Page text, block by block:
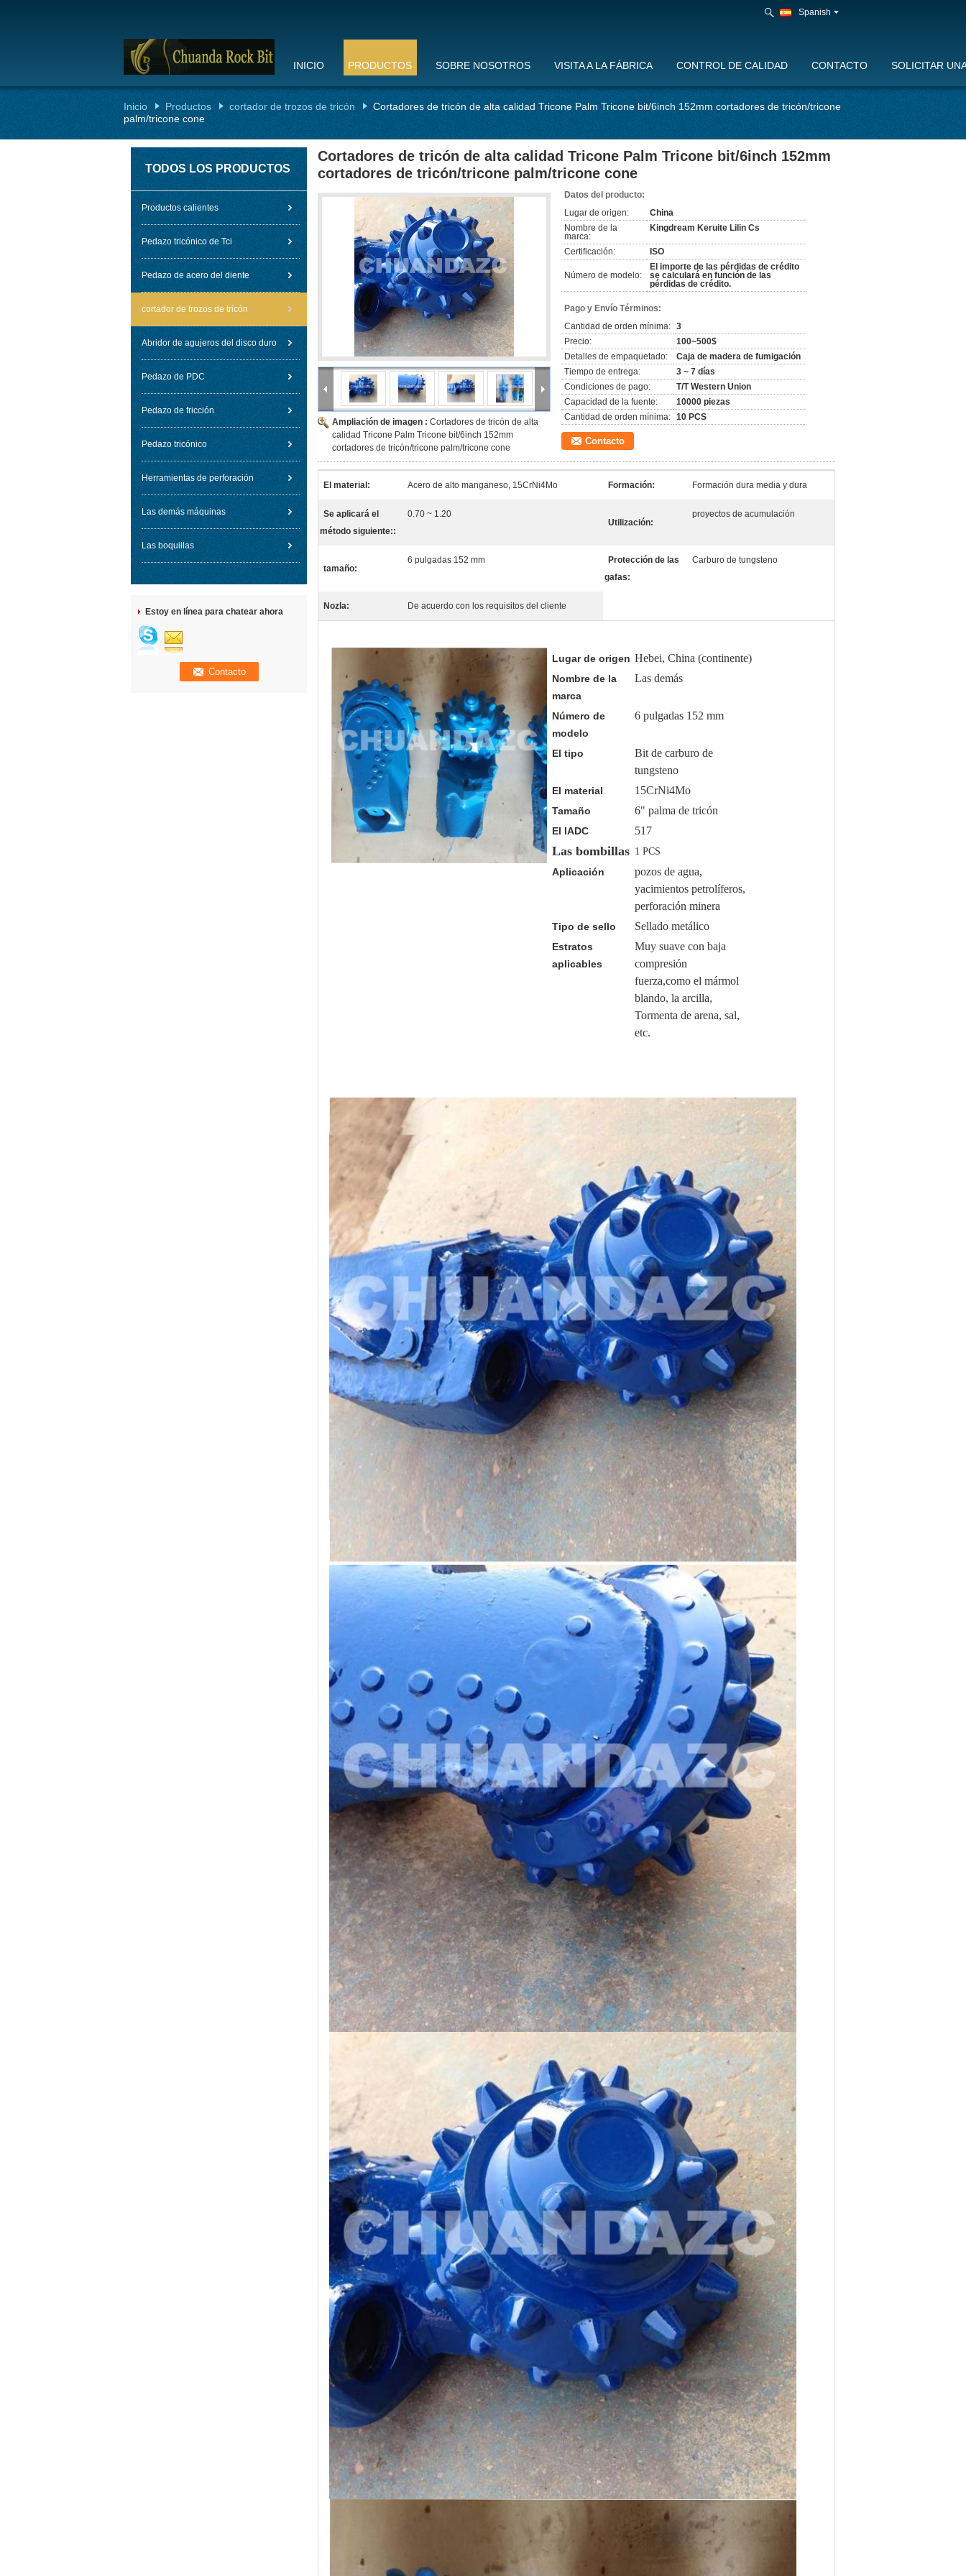
Spanish
INICIO PRODUCTOS SOBRE NOSOTROS VISITA A LA FÁBRICA CONTROL DE CALIDAD CONTACTO SOLICITAR
Inicio Productos cortador de trozos de tricón
Cortadores de tricón de alta calidad Tricone Palm Tricone bit/6inch 152mm cortadores de tricón/tricone
palm/tricone cone
TODOS LOS PRODUCTOS
Productos calientes
Pedazo tricónico de Tci
Pedazo de acero del diente
cortador de trozos de tricón
Abridor de agujeros del disco duro
Pedazo de PDC
Pedazo de fricción
Pedazo tricónico
Herramientas de perforación
Las demás máquinas
Las boquillas
Estoy en línea para chatear ahora
Cortadores de tricón de alta calidad Tricone Palm Tricone bit/6inch 152mm
cortadores de tricón/tricone palm/tricone cone
Ampliación de imagen : Cortadores de tricón de alta
calidad Tricone Palm Tricone bit/6inch 152mm
cortadores de tricón/tricone palm/tricone cone
Datos del producto:
Lugar de origen:
China
Nombre de la
marca:
Kingdream Keruite Lilin Cs
Certificación: ISO
Número de modelo:
El importe de las pérdidas de crédito
se calculará en función de las
pérdidas de crédito.
Pago y Envío Términos:
Cantidad de orden mínima: 3
Precio:
100~500$
Detalles de empaquetado:
Caja de madera de fumigación
Tiempo de entrega:
3 ~ 7 días
Condiciones de pago:
T/T Western Union
Capacidad de la fuente:
10000 piezas
Cantidad de orden mínima: 10 PCS
Contacto
El material: Acero de alto manganeso, 15CrNi4Mo Formación: Formación dura media y dura
Se aplicará el
método siguiente::
0.70 ~ 1.20
Utilización:
proyectos de acumulación
tamaño:
6 pulgadas 152 mm
Protección de las
gafas:
Carburo de tungsteno
Nozla: De acuerdo con los requisitos del cliente
Lugar de origen Hebei, China (continente)
Nombre de la
marca
Las demás
Número de
modelo
6 pulgadas 152 mm
El tipo
Bit de carburo de
tungsteno
El material 15CrNi4Mo
Tamaño 6" palma de tricón
El IADC 517
Las bombillas 1 PCS
Aplicación
pozos de agua,
yacimientos petrolíferos,
perforación minera
Tipo de sello Sellado metálico
Estratos
aplicables
Muy suave con baja
compresión
fuerza,como el mármol
blando, la arcilla,
Tormenta de arena, sal,
etc.